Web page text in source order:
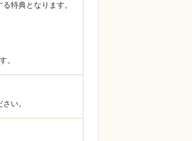
特典となります。
。
い。